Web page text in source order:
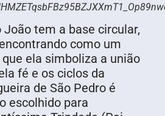
João tem a base circular,
como um
ela simboliza a união
fé e os ciclos da
de São Pedro é
escolhido para